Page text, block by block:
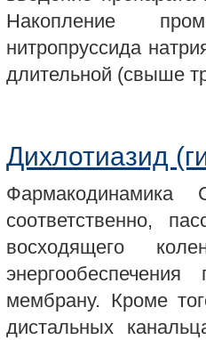
Накопление
нитропруссида
длительной (свыше
Дихлотиазид
соответственно,
восходящего
мембрану. Кроме
дистальных